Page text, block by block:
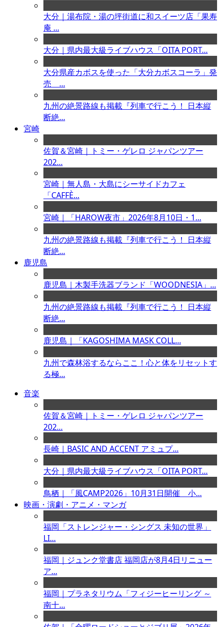
大分｜湯布院・湯の坪街道に和スイーツ店「果寿
庵 ...
大分｜県内最大級ライブハウス「OITA PORT...
大分県産カボスを使った「大分カボスコーラ」発
売 ...
九州の絶景路線も掲載『列車で行こう！ 日本縦
断絶...
宮崎
佐賀＆宮崎｜トミー・ゲレロ ジャパンツアー
202...
宮崎｜無人島・大島にシーサイドカフェ
「CAFFÈ...
宮崎｜「HAROW夜市」2026年8月10日・1...
九州の絶景路線も掲載『列車で行こう！ 日本縦
断絶...
鹿児島
鹿児島｜木製手洗器ブランド「WOODNESIA」...
九州の絶景路線も掲載『列車で行こう！ 日本縦
断絶...
鹿児島｜「KAGOSHIMA MASK COLL...
九州で森林浴するならここ！心と体をリセットす
る極...
音楽
佐賀＆宮崎｜トミー・ゲレロ ジャパンツアー
202...
長崎｜BASIC AND ACCENT アミュプ...
大分｜県内最大級ライブハウス「OITA PORT...
鳥栖｜「風CAMP2026」10月31日開催 小...
映画・演劇・アニメ・マンガ
福岡「ストレンジャー・シングス 未知の世界」
LI...
福岡｜ジュンク堂書店 福岡店が8月4日リニュー
ア...
福岡｜プラネタリウム「フィジーヒーリング ～
南十...